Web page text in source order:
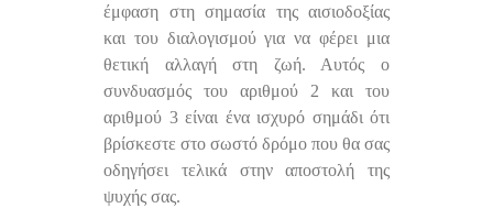
έμφαση στη σημασία της αισιοδοξίας
και του διαλογισμού για να φέρει μια
θετική αλλαγή στη ζωή. Αυτός ο
συνδυασμός του αριθμού 2 και του
αριθμού 3 είναι ένα ισχυρό σημάδι ότι
βρίσκεστε στο σωστό δρόμο που θα σας
οδηγήσει τελικά στην αποστολή της
ψυχής σας.